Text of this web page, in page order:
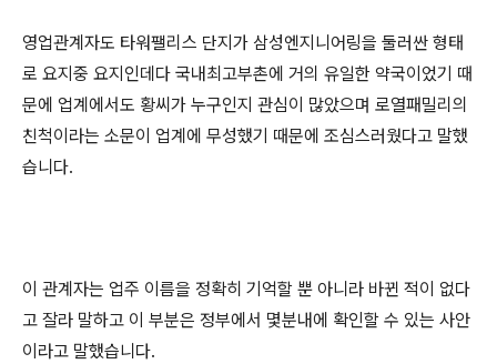
영업관계자도 타워팰리스 단지가 삼성엔지니어링을 둘러싼 형태
로 요지중 요지인데다 국내최고부촌에 거의 유일한 약국이었기 때
문에 업계에서도 황씨가 누구인지 관심이 많았으며 로열패밀리의
친척이라는 소문이 업계에 무성했기 때문에 조심스러웠다고 말했
습니다.
이 관계자는 업주 이름을 정확히 기억할 뿐 아니라 바뀐 적이 없다
고 잘라 말하고 이 부분은 정부에서 몇분내에 확인할 수 있는 사안
이라고 말했습니다.